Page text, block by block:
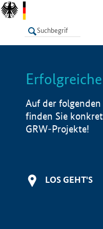
LISTE
Auf der
finden Sie
GRW-Projekte!
LOS GEHT'S